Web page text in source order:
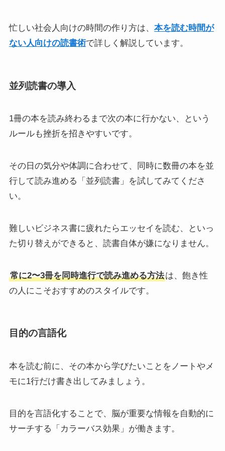
忙しい社会人向けの時間の作り方は、 本を読む時間が
ない人向けの読書術で詳しく解説しています。
並列読書の導入
1冊の本を読み終わるまで次の本に行かない、という
ルールも挫折を招きやすいです。
その日の気分や体調に合わせて、同時に数冊の本を並
行して読み進める「並列読書」を試してみてくださ
い。
難しいビジネス書に疲れたらエッセイを読む、といっ
た切り替えができると、読書自体が嫌になりません。
常に2〜3冊を同時進行で読み進める方法は、飽き性
の人にこそおすすめのスタイルです。
目的の言語化
本を読む前に、その本から学びたいことをノートやメ
モに1行だけ書き出してみましょう。
目的を言語化することで、脳が重要な情報を自動的に
サーチする「カラーバス効果」が働きます。